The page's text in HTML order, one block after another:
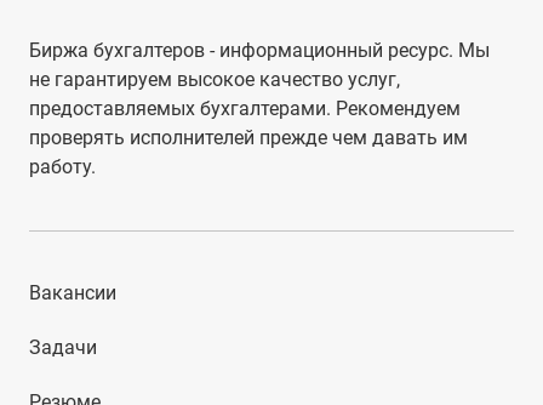
Биржа бухгалтеров - информационный ресурс. Мы
не гарантируем высокое качество услуг,
предоставляемых бухгалтерами. Рекомендуем
проверять исполнителей прежде чем давать им
работу.
Вакансии
Задачи